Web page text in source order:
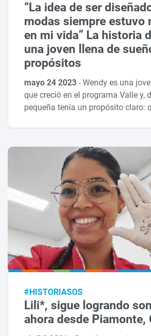
“La idea de ser
modas siempre estuvo
en mi vida” La historia
una joven llena de
propósitos
mayo 24 2023-Wendy es una
que creció en el programa Valle y,
pequeña tenía un propósito claro:
#HISTORIASOS
Lili*, sigue logrando
ahora desde Piamonte,